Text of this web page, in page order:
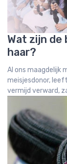
Wat zijn de
haar?
Al ons maagdelijk
meisjesdonor,
vermijd verward,